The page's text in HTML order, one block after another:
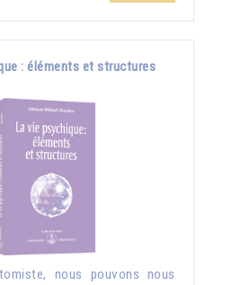
: éléments et structures
nous pouvons nous